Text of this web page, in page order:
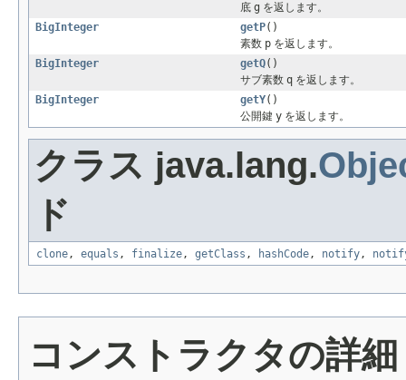
底 g を返します。
BigInteger
getP()
素数 p を返します。
BigInteger
getQ()
サブ素数 q を返します。
BigInteger
getY()
公開鍵 y を返します。
クラス java.lang.
ド
clone, equals , finalize, getClass , hashCode, notify,
コンストラクタの詳細